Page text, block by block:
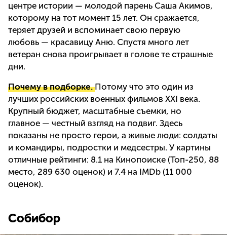
центре истории — молодой парень Саша Акимов,
которому на тот момент 15 лет. Он сражается,
теряет друзей и вспоминает свою первую
любовь — красавицу Аню. Спустя много лет
ветеран снова проигрывает в голове те страшные
дни.
Почему в подборке.Потому что это один из
лучших российских военных фильмов XXI века.
Крупный бюджет, масштабные съемки, но
главное — честный взгляд на подвиг. Здесь
показаны не просто герои, а живые люди: солдаты
и командиры, подростки и медсестры. У картины
отличные рейтинги: 8.1 на Кинопоиске (Топ-250, 88
место, 289 630 оценок) и 7.4 на IMDb (11 000
оценок).
Cобибор